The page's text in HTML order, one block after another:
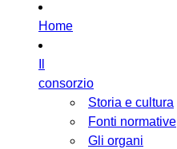
Home
consorzio
Storia e cultura
Fonti normative
Gli organi